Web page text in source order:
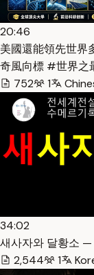
20:46
美國還能領先世界
奇風向標 #世界
752
1
34:02
새사자와 달황소
2,544
1